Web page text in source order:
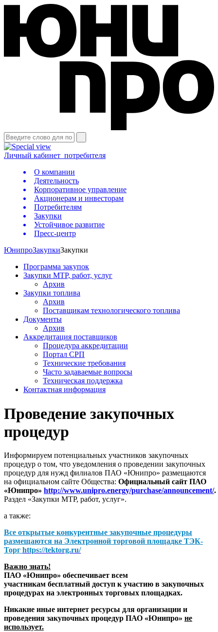
Личный кабинет потребителя
О компании
Деятельность
Корпоративное управление
Акционерам и инвесторам
Потребителям
Закупки
Устойчивое развитие
Пресс-центр
ЮнипроЗакупкиЗакупки
Программа закупок
Закупки МТР, работ, услуг
Архив
Закупки топлива
Архив
Поставщикам технологического топлива
Документы
Архив
Аккредитация поставщиков
Процедура аккредитации
Портал СРП
Технические требования
Часто задаваемые вопросы
Техническая поддержка
Контактная информация
Проведение закупочных
процедур
Информируем потенциальных участников закупочных
процедур о том, что уведомления о проведении закупочных
процедур для нужд филиалов ПАО «Юнипро» размещаются
на официальном сайте Общества: Официальный сайт ПАО
«Юнипро» http://www.unipro.energy/purchase/announcement/.
Раздел «Закупки МТР, работ, услуг».
а также:
Все открытые конкурентные закупочные процедуры
размещаются на Электронной торговой площадке ТЭК-
Торг https://tektorg.ru/
Важно знать!
ПАО «Юнипро» обеспечивает всем
участникам бесплатный доступ к участию в закупочных
процедурах на электронных торговых площадках.
Никакие иные интернет ресурсы для организации и
проведения закупочных процедур ПАО «Юнипро» не
использует.